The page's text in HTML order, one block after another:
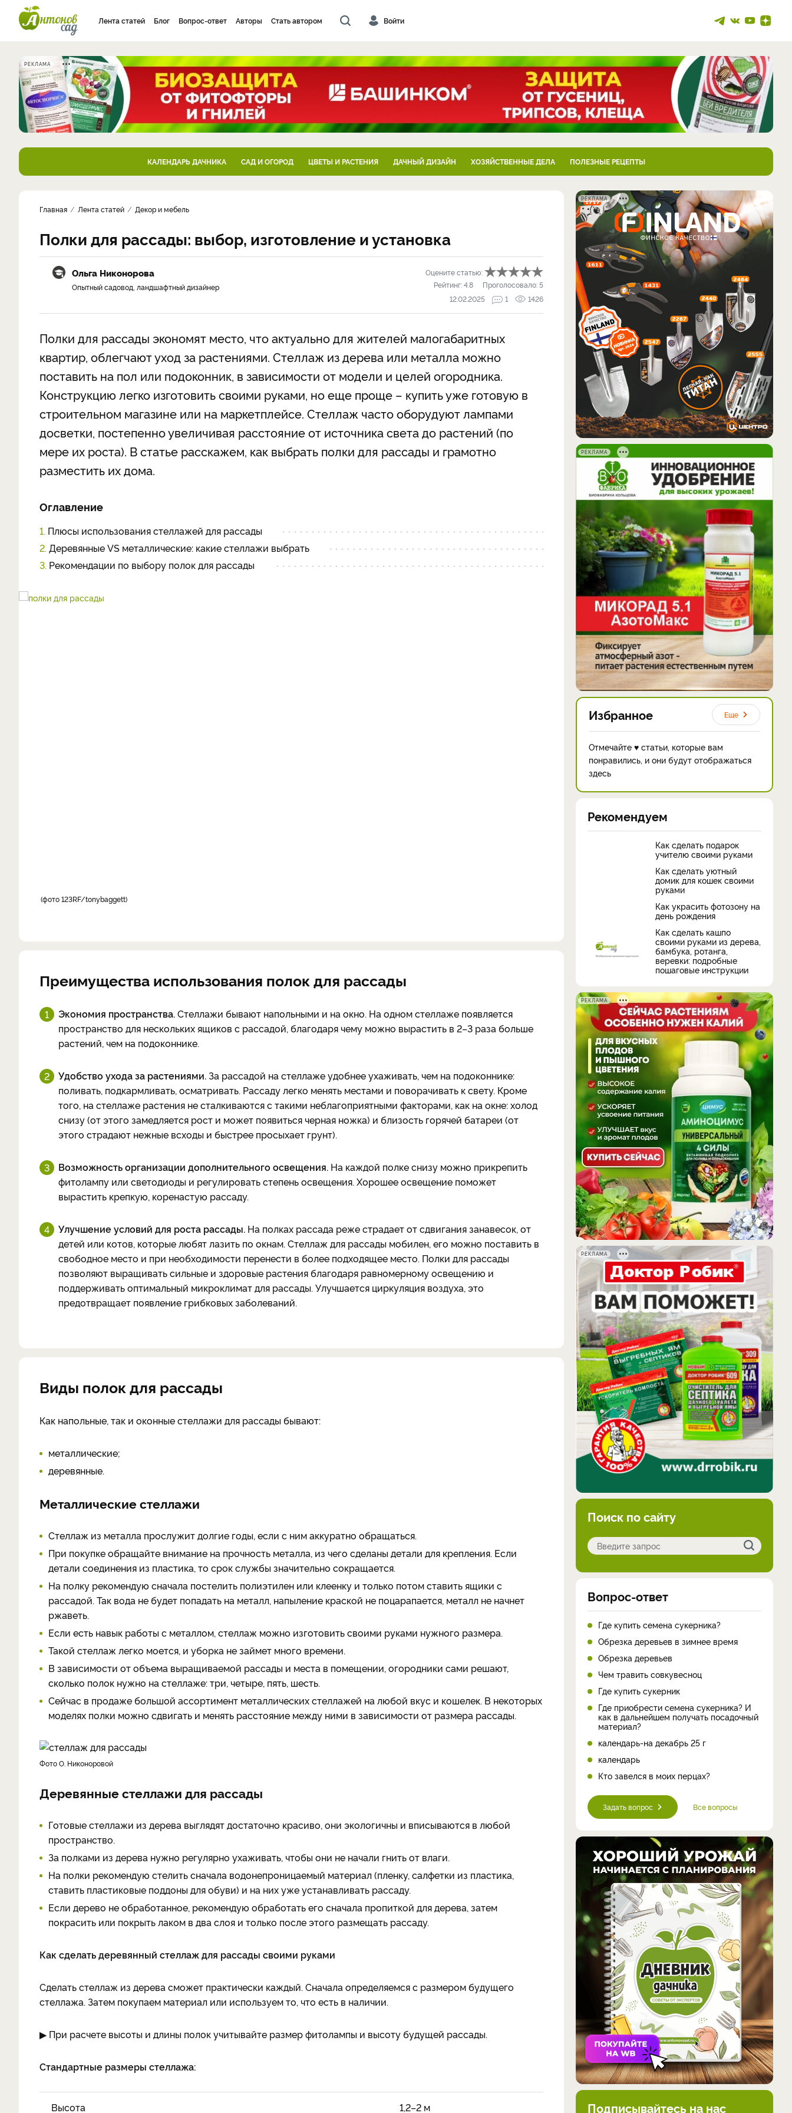
Лента статей Блог Вопрос-ответ Авторы Стать автором Войти
РЕКЛАМА
КАЛЕНДАРЬ ДАЧНИКА САД И ОГОРОД ЦВЕТЫ И РАСТЕНИЯ ДАЧНЫЙ ДИЗАЙН ХОЗЯЙСТВЕННЫЕ ДЕЛА ПОЛЕЗНЫЕ РЕЦЕПТЫ
Главная Лента статей Декор и мебель
Полки для рассады: выбор, изготовление и установка
Ольга Никонорова
Опытный садовод, ландшафтный дизайнер
Оцените статью:
Рейтинг:4.8 Проголосовало:5
12.02.2025
1 1426
Полки для рассады экономят место, что актуально для жителей малогабаритных
квартир, облегчают уход за растениями. Стеллаж из дерева или металла можно
поставить на пол или подоконник, в зависимости от модели и целей огородника.
Конструкцию легко изготовить своими руками, но еще проще – купить уже готовую в
строительном магазине или на маркетплейсе. Стеллаж часто оборудуют лампами
досветки, постепенно увеличивая расстояние от источника света до растений (по
мере их роста). В статье расскажем, как выбрать полки для рассады и грамотно
разместить их дома.
Оглавление
1. Плюсы использования стеллажей для рассады
2. Деревянные VS металлические: какие стеллажи выбрать
3. Рекомендации по выбору полок для рассады
фото 123RF/tonybaggett
Преимущества использования полок для рассады
Экономия пространства.Стеллажи бывают напольными и на окно. На одном стеллаже появляется
пространство для нескольких ящиков с рассадой, благодаря чему можно вырастить в 2–3 раза больше
растений, чем на подоконнике.
Удобство ухода за растениями. За рассадой на стеллаже удобнее ухаживать, чем на подоконнике:
поливать, подкармливать, осматривать. Рассаду легко менять местами и поворачивать к свету. Кроме
того, на стеллаже растения не сталкиваются с такими неблагоприятными факторами, как на окне: холод
снизу (от этого замедляется рост и может появиться черная ножка) и близость горячей батареи (от
этого страдают нежные всходы и быстрее просыхает грунт).
Возможность организации дополнительного освещения. На каждой полке снизу можно прикрепить
фитолампу или светодиоды и регулировать степень освещения. Хорошее освещение поможет
вырастить крепкую, коренастую рассаду.
Улучшение условий для роста рассады. На полках рассада реже страдает от сдвигания занавесок, от
детей или котов, которые любят лазить по окнам. Стеллаж для рассады мобилен, его можно поставить в
свободное место и при необходимости перенести в более подходящее место. Полки для рассады
позволяют выращивать сильные и здоровые растения благодаря равномерному освещению и
поддерживать оптимальный микроклимат для рассады. Улучшается циркуляция воздуха, это
предотвращает появление грибковых заболеваний.
Виды полок для рассады
Как напольные, так и оконные стеллажи для рассады бывают:
металлические;
деревянные.
Металлические стеллажи
Стеллаж из металла прослужит долгие годы, если с ним аккуратно обращаться.
При покупке обращайте внимание на прочность металла, из чего сделаны детали для крепления. Если
детали соединения из пластика, то срок службы значительно сокращается.
На полку рекомендую сначала постелить полиэтилен или клеенку и только потом ставить ящики с
рассадой. Так вода не будет попадать на металл, напыление краской не поцарапается, металл не начнет
ржаветь.
Если есть навык работы с металлом, стеллаж можно изготовить своими руками нужного размера.
Такой стеллаж легко моется, и уборка не займет много времени.
В зависимости от объема выращиваемой рассады и места в помещении, огородники сами решают,
сколько полок нужно на стеллаже: три, четыре, пять, шесть.
Сейчас в продаже большой ассортимент металлических стеллажей на любой вкус и кошелек. В некоторых
моделях полки можно сдвигать и менять расстояние между ними в зависимости от размера рассады.
фото О. Никоноровой
Деревянные стеллажи для рассады
Готовые стеллажи из дерева выглядят достаточно красиво, они экологичны и вписываются в любой
пространство.
За полками из дерева нужно регулярно ухаживать, чтобы они не начали гнить от влаги.
На полки рекомендую стелить сначала водонепроницаемый материал (пленку, салфетки из пластика,
ставить пластиковые поддоны для обуви) и на них уже устанавливать рассаду.
Если дерево не обработанное, рекомендую обработать его сначала пропиткой для дерева, затем
покрасить или покрыть лаком в два слоя и только после этого размещать рассаду.
Как сделать деревянный стеллаж для рассады своими руками
Сделать стеллаж из дерева сможет практически каждый. Сначала определяемся с размером будущего
стеллажа. Затем покупаем материал или используем то, что есть в наличии.
▶ При расчете высоты и длины полок учитывайте размер фитолампы и высоту будущей рассады.
Стандартные размеры стеллажа:
Высота 1,2–2 м
РЕКЛАМА
РЕКЛАМА
Избранное Еще
Отмечайте ♥ статьи, которые вам
понравились, и они будут отображаться
здесь
Рекомендуем
Как сделать подарок
учителю своими руками
Как сделать уютный
домик для кошек своими
руками
Как украсить фотозону на
день рождения
Как сделать кашпо
своими руками из дерева,
бамбука, ротанга,
веревки: подробные
пошаговые инструкции
РЕКЛАМА
РЕКЛАМА
Поиск по сайту
Вопрос-ответ
Где купить семена сукерника?
Обрезка деревьев в зимнее время
Обрезка деревьев
Чем травить совкувесноц
Где купить сукерник
Где приобрести семена сукерника? И
как в дальнейшем получать посадочный
материал?
календарь-на декабрь 25 г
календарь
Кто завелся в моих перцах?
Задать вопрос Все вопросы
Подписывайтесь на нас